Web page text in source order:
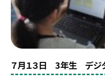
７月１３日 3年生 デジ